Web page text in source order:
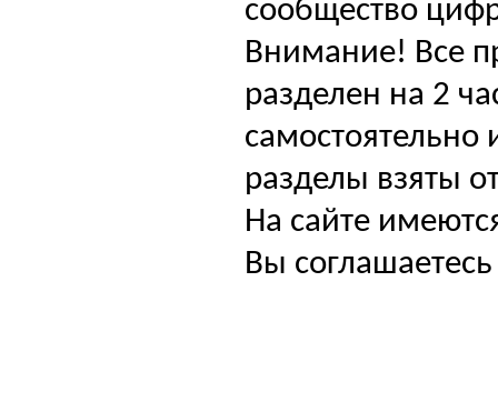
сообщество
Внимание! Все
разделен на 2
самостоятельно
разделы взяты
На сайте
Вы